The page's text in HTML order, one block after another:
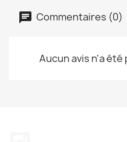
Commentaires (0)
Aucun avis n'a